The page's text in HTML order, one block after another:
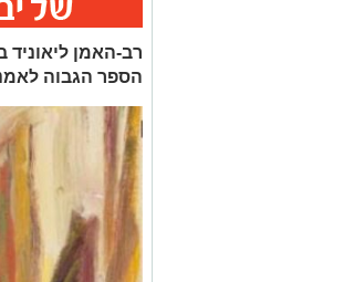
רב-האמן ליאוניד
הספר הגבוה